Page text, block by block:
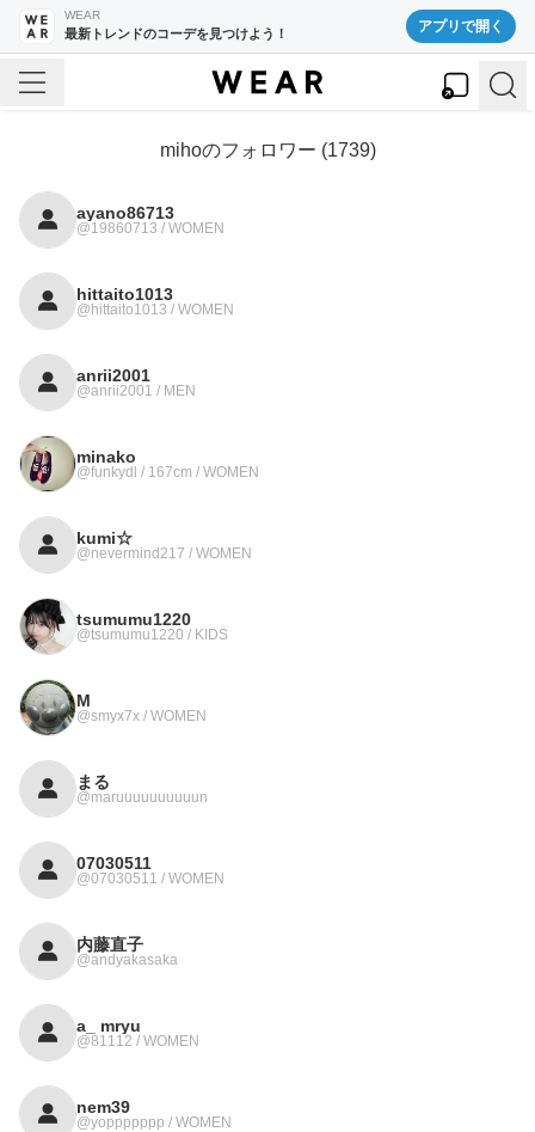
WEAR
最新トレンドのコーデを見つけよう！ アプリで開く
mihoのフォロワー (1739)
ayano86713
@19860713 / WOMEN
hittaito1013
@hittaito1013 / WOMEN
anrii2001
@anrii2001 / MEN
minako
@funkydl / 167cm / WOMEN
kumi☆
@nevermind217 / WOMEN
tsumumu1220
@tsumumu1220 / KIDS
M
@smyx7x / WOMEN
まる
@maruuuuuuuuuun
07030511
@07030511 / WOMEN
内藤直子
@andyakasaka
a_ mryu
@81112 / WOMEN
nem39
@yoppppppp / WOMEN